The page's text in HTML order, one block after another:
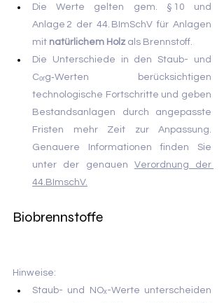
Die Werte gelten gem. § 10 und
Anlage 2 der 44. BImSchV für Anlagen
mit natürlichem Holz als Brennstoff.
Die Unterschiede in den Staub- und
Cₒᵣg‑Werten berücksichtigen
technologische Fortschritte und geben
Bestandsanlagen durch angepasste
Fristen mehr Zeit zur Anpassung.
Genauere Informationen finden Sie
unter der genauen Verordnung der
44.BImschV.
Biobrennstoffe
Hinweise:
Staub- und NOₓ-Werte unterscheiden